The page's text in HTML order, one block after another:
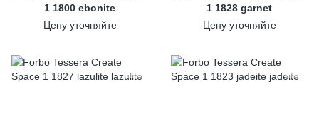
1 1800 ebonite
Цену уточняйте
1 1828 garnet
Цену уточняйте